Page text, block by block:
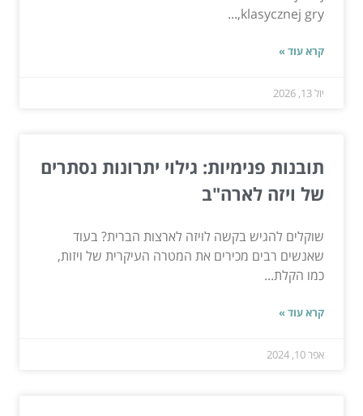
klasycznej gry,...
קרא עוד »
יול 13, 2026
תובנות פנימיות: גילוי יתרונות נסתרים
של ויזה לארה"ב
שוקלים להגיש בקשה לויזה לארצות הברית? בעוד
שאנשים רבים מכירים את המטרה העיקרית של ויזות,
כמו הקלת...
קרא עוד »
אפר 10, 2024